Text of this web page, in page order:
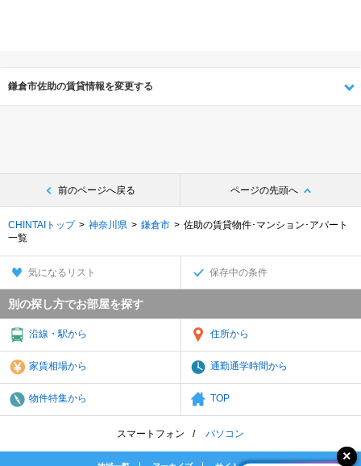
鎌倉市佐助の賃貸情報を変更する
前のページへ戻る ページの先頭へ
CHINTAIトップ 神奈川県 鎌倉市
佐助の賃貸物件･マンション･アパート
一覧
気になるリスト 保存中の条件
別の探し方でお部屋を探す
沿線・駅から 住所から
家賃相場から 通勤通学時間から
物件特集から TOP
スマートフォン パソコン